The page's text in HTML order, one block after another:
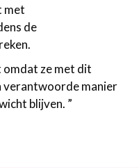
met
de
omdat ze met dit
verantwoorde manier
blijven. ”